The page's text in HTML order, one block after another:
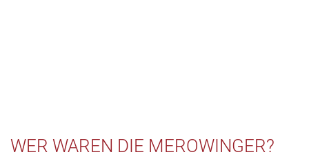
WER WAREN DIE MEROWINGER?